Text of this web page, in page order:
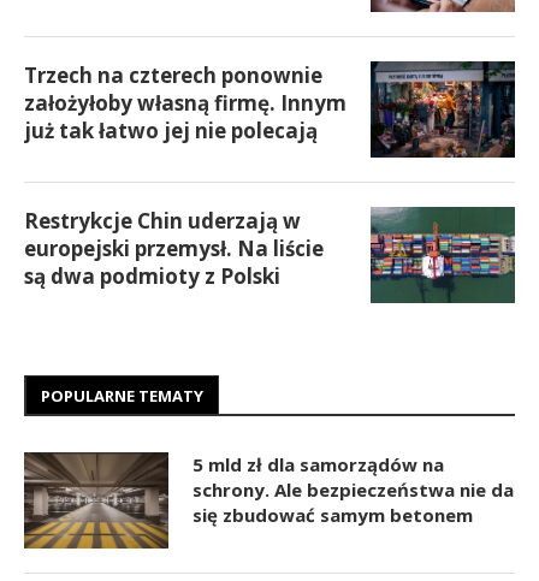
Trzech na czterech ponownie
założyłoby własną firmę. Innym
już tak łatwo jej nie polecają
Restrykcje Chin uderzają w
europejski przemysł. Na liście
są dwa podmioty z Polski
POPULARNE TEMATY
5 mld zł dla samorządów na
schrony. Ale bezpieczeństwa nie da
się zbudować samym betonem